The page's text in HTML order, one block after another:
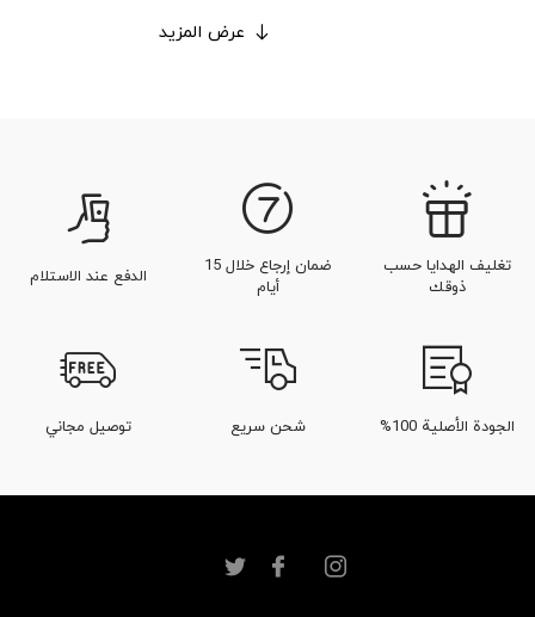
عرض المزيد
تغليف الهدايا حسب
ذوقك
ضمان إرجاع خلال 15
أيام
الدفع عند الاستلام
الجودة الأصلية 100% شحن سريع توصيل مجاني